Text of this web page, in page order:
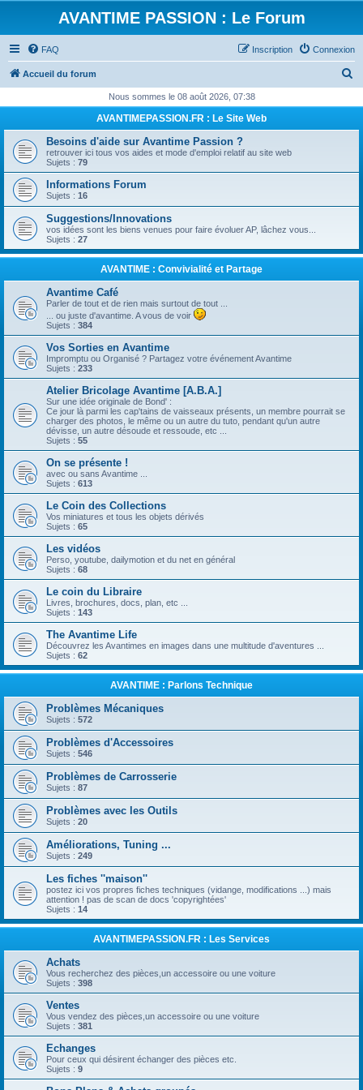
AVANTIME PASSION : Le Forum
FAQ Connexion
Inscription
Accueil du forum
h
r
h
r
Nous sommes le 08 août 2026, 07:38
AVANTIMEPASSION.FR : Le Site Web
Besoins d'aide sur Avantime Passion ?
retrouver ici tous vos aides et mode d'emploi relatif au site web
Sujets : 79
Informations Forum
Sujets : 16
Suggestions/Innovations
vos idées sont les biens venues pour faire évoluer AP, lâchez vous...
Sujets : 27
AVANTIME : Convivialité et Partage
Avantime Café
Parler de tout et de rien mais surtout de tout ...
... ou juste d'avantime. A vous de voir
Sujets : 384
Vos Sorties en Avantime
Impromptu ou Organisé ? Partagez votre événement Avantime
Sujets : 233
Atelier Bricolage Avantime [A.B.A.]
Sur une idée originale de Bond' :
Ce jour là parmi les cap'tains de vaisseaux présents, un membre pourrait se
charger des photos, le même ou un autre du tuto, pendant qu'un autre
dévisse, un autre désoude et ressoude, etc ...
Sujets : 55
On se présente !
avec ou sans Avantime ...
Sujets : 613
Le Coin des Collections
Vos miniatures et tous les objets dérivés
Sujets : 65
Les vidéos
Perso, youtube, dailymotion et du net en général
Sujets : 68
Le coin du Libraire
Livres, brochures, docs, plan, etc ...
Sujets : 143
The Avantime Life
Découvrez les Avantimes en images dans une multitude d'aventures ...
Sujets : 62
AVANTIME : Parlons Technique
Problèmes Mécaniques
Sujets : 572
Problèmes d'Accessoires
Sujets : 546
Problèmes de Carrosserie
Sujets : 87
Problèmes avec les Outils
Sujets : 20
Améliorations, Tuning ...
Sujets : 249
Les fiches ''maison''
postez ici vos propres fiches techniques (vidange, modifications ...) mais
attention ! pas de scan de docs 'copyrightées'
Sujets : 14
AVANTIMEPASSION.FR : Les Services
Achats
Vous recherchez des pièces,un accessoire ou une voiture
Sujets : 398
Ventes
Vous vendez des pièces,un accessoire ou une voiture
Sujets : 381
Echanges
Pour ceux qui désirent échanger des pièces etc.
Sujets : 9